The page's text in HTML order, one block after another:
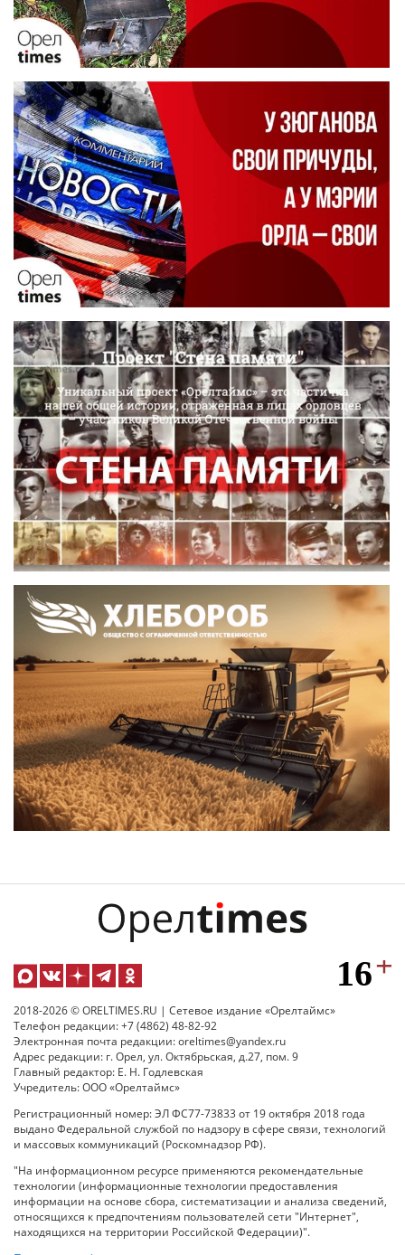
2018-2026 © ORELTIMES.RU | Сетевое издание «Орелтаймс»
Телефон редакции: +7 (4862) 48-82-92
Электронная почта редакции: oreltimes@yandex.ru
Адрес редакции: г. Орел, ул. Октябрьская, д.27, пом. 9
Главный редактор: Е. Н. Годлевская
Учредитель: ООО «Орелтаймс»
Регистрационный номер: ЭЛ ФС77-73833 от 19 октября 2018 года
выдано Федеральной службой по надзору в сфере связи, технологий
и массовых коммуникаций (Роскомнадзор РФ).
"На информационном ресурсе применяются рекомендательные
технологии (информационные технологии предоставления
информации на основе сбора, систематизации и анализа сведений,
относящихся к предпочтениям пользователей сети "Интернет",
находящихся на территории Российской Федерации)".